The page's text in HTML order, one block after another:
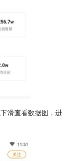
滑查看数据图，进